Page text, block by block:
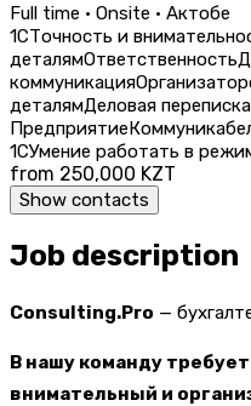
Full time · Onsite · Актобе
1СТочность и
деталямОтветственность
коммуникация
деталямДеловая переписка
Предприятие
1СУмение работать в
from 250,000 KZT
Show contacts
Job description
Consulting.Pro —
В нашу команду
внимательный и